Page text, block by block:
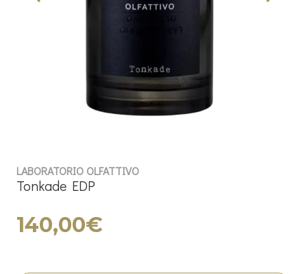
LABORATORIO OLFATTIVO
Tonkade EDP
140,00€